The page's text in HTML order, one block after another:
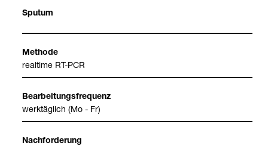
Spu­tum
Methode
real­time RT-​PCR
Bear­bei­tungs­fre­quenz
werk­täg­lich (Mo - Fr)
Nach­for­de­rung